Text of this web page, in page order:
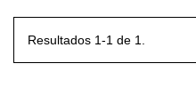
Resultados 1-1 de 1.